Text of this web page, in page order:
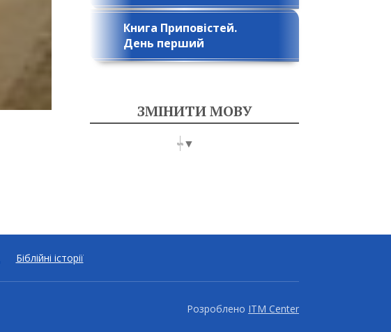
Книга Приповістей.
День перший
ЗМІНИТИ МОВУ
▼
Біблійні історії
Розроблено ITM Center